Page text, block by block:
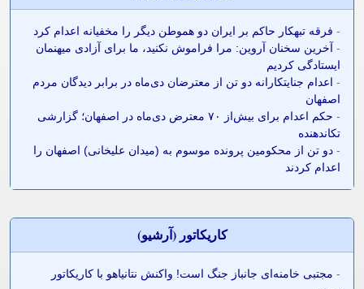
- فرقه تبهکار حاکم بر ایران دو هموطن دیگر را مخفیانه اعدام کرد
- آخرین سخنان آروین: مرا فراموش نکنید، ما برای آزادی میهنمان
ایستادگی کردیم
- اعدام جنایتکارانه دو تن از معترضان دی‌ماه در برابر دیدگان مردم
اصفهان
-
حکم اعدام برای بیش‌از ۷۰ معترض دی‌ماه در اصفهان؛ گزارشی
تکاندهنده
- دو تن از محکومین پرونده موسوم به (میدان علیخانی) اصفهان را
اعدام کردند
کاريکاتور (آرشيو)
- مجتبی خامنه‌ای جانباز جنگ است! واکنش نتانیاهو با کاریکاتور